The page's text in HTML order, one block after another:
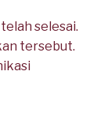
selesai.
tersebut.